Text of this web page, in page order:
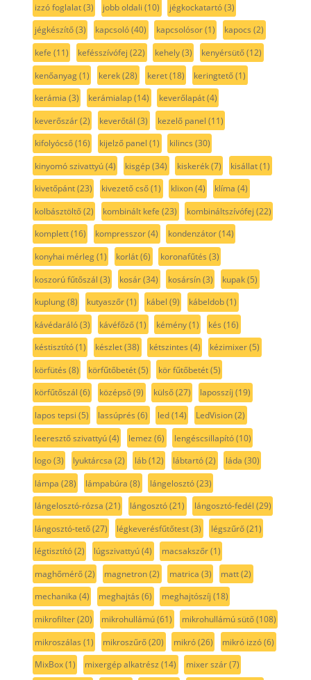
izzó foglalat(3) jobb oldali (10) jégkockatartó(3)
jégkészítő(3) kapcsoló(40) kapcsolósor(1) kapocs (2)
kefe (11) kefésszívófej (22) kehely(3) kenyérsütő(12)
kenőanyag(1) kerek(28) keret(18) keringtető(1)
kerámia (3) kerámialap(14) keverőlapát(4)
keverőszár(2) keverőtál (3) kezelő panel (11)
kifolyócső(16) kijelző panel (1) kilincs (30)
kinyomó szivattyú(4) kisgép(34) kiskerék(7) kisállat(1)
kivetőpánt(23) kivezető cső(1) klixon(4) klíma (4)
kolbásztöltő(2) kombinált kefe (23) kombináltszívófej (22)
komplett(16) kompresszor(4) kondenzátor(14)
konyhai mérleg(1) korlát(6) koronafűtés (3)
koszorú fűtőszál (3) kosár(34) kosársín(3) kupak(5)
kuplung(8) kutyaszőr(1) kábel (9) kábeldob(1)
kávédaráló(3) kávéfőző(1) kémény(1) kés (16)
késtisztító(1) készlet(38) kétszintes (4) kézimixer(5)
körfütés (8) körfűtőbetét(5) kör fűtőbetét(5)
körfűtőszál (6) középső(9) külső(27) laposszíj (19)
lapos tepsi (5) lassúprés (6) led(14) LedVision(2)
leeresztő szivattyú(4) lemez (6) lengéscsillapító(10)
logo(3) lyuktárcsa (2) láb(12) lábtartó(2) láda (30)
lámpa (28) lámpabúra (8) lángelosztó(23)
lángelosztó-rózsa (21) lángosztó(21) lángosztó-fedél (29)
lángosztó-tető(27) légkeverésfűtőtest(3) légszűrő(21)
légtisztító(2) lúgszivattyú(4) macsakszőr(1)
maghőmérő(2) magnetron(2) matrica (3) matt(2)
mechanika (4) meghajtás (6) meghajtószíj (18)
mikrofilter(20) mikrohullámú(61) mikrohullámú sütő(108)
mikroszálas (1) mikroszűrő(20) mikró(26) mikró izzó(6)
MixBox(1) mixergép alkatrész (14) mixer szár(7)